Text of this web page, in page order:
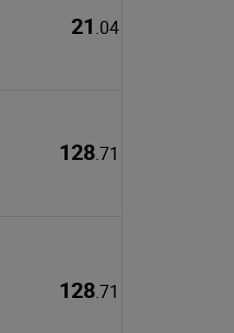
21.04
128.71
128.71